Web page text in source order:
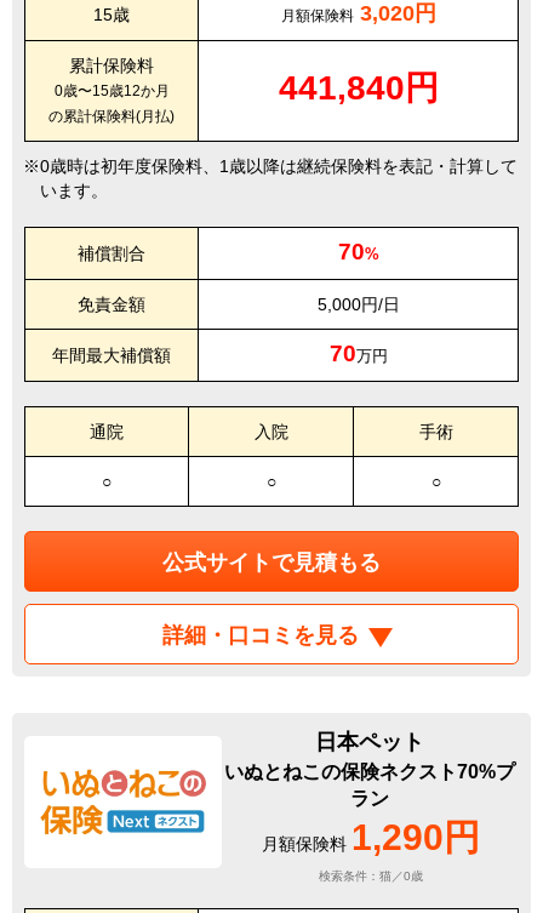
15歳 月額保険料 3,020円
累計保険料
0歳〜15歳12か月
の累計保険料(月払)
441,840円
0歳時は初年度保険料、1歳以降は継続保険料を表記・計算して
います。
補償割合 70%
免責金額 5,000円/日
年間最大補償額 70万円
通院 入院 手術
○ ○ ○
公式サイトで見積もる
詳細・口コミを見る
日本ペット
いぬとねこの保険ネクスト70%プ
ラン
月額保険料 1,290円
検索条件：猫／0歳